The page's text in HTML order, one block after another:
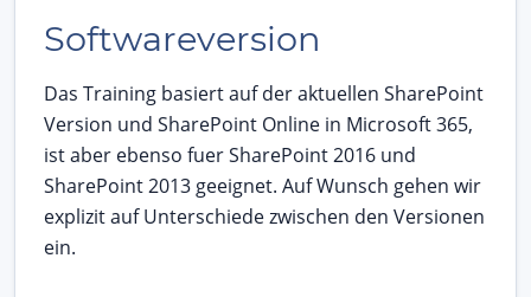
Softwareversion
Das Training basiert auf der aktuellen SharePoint
Version und SharePoint Online in Microsoft 365,
ist aber ebenso fuer SharePoint 2016 und
SharePoint 2013 geeignet. Auf Wunsch gehen wir
explizit auf Unterschiede zwischen den Versionen
ein.